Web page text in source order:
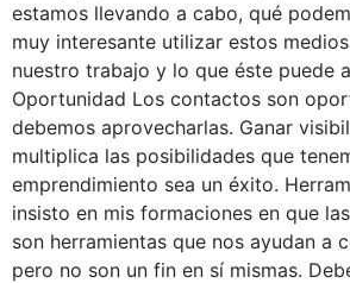
estamos llevando a cabo, qué
muy interesante utilizar estos
nuestro trabajo y lo que éste puede
Oportunidad Los contactos son
debemos aprovecharlas. Ganar
multiplica las posibilidades que
emprendimiento sea un éxito.
insisto en mis formaciones en que
son herramientas que nos ayudan a
pero no son un fin en sí mismas.